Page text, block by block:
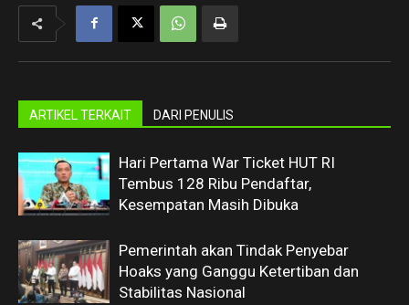
ARTIKEL TERKAIT DARI PENULIS
Hari Pertama War Ticket HUT RI
Tembus 128 Ribu Pendaftar,
Kesempatan Masih Dibuka
Pemerintah akan Tindak Penyebar
Hoaks yang Ganggu Ketertiban dan
Stabilitas Nasional